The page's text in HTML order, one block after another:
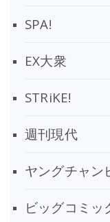
SPA!
EX大衆
STRiKE!
週刊現代
ヤングチャン
ビッグコミッ